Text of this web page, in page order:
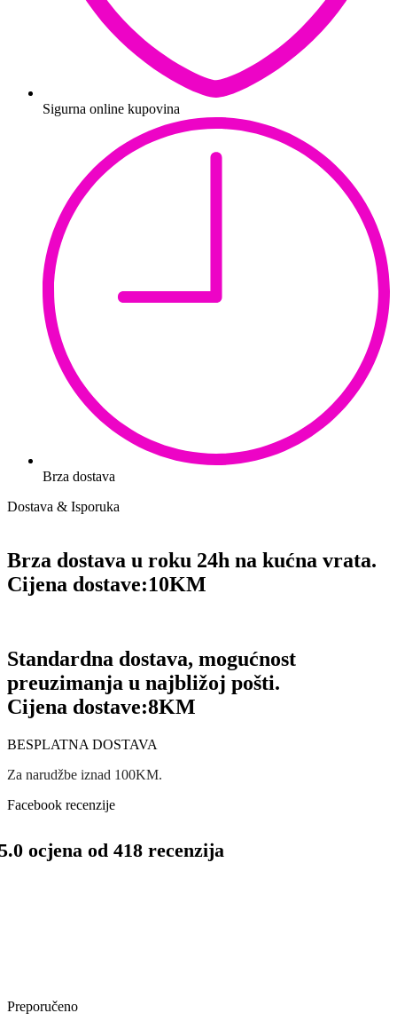
Sigurna online kupovina
Brza dostava
Dostava & Isporuka
Brza dostava u roku 24h na kućna vrata.
Cijena dostave:10KM
Standardna dostava, mogućnost
preuzimanja u najbližoj pošti.
Cijena dostave:8KM
BESPLATNA DOSTAVA
Za narudžbe iznad 100KM.
Facebook recenzije
ocjena od 418 recenzija
Preporučeno